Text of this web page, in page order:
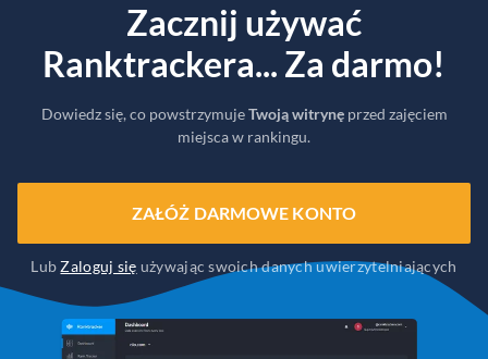
Zacznij używać
Ranktrackera... Za darmo!
Dowiedz się, co powstrzymujeTwoją witrynęprzed zajęciem
miejsca w rankingu.
ZAŁÓŻ DARMOWE KONTO
LubZaloguj się używając swoich danych uwierzytelniających